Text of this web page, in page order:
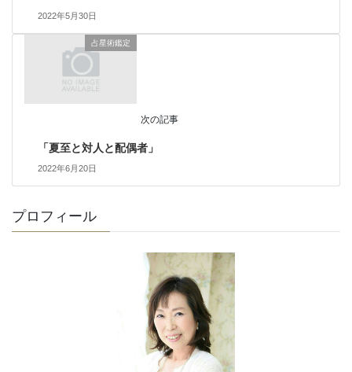
2022年5月30日
占星術鑑定
次の記事
「夏至と対人と配偶者」
2022年6月20日
プロフィール